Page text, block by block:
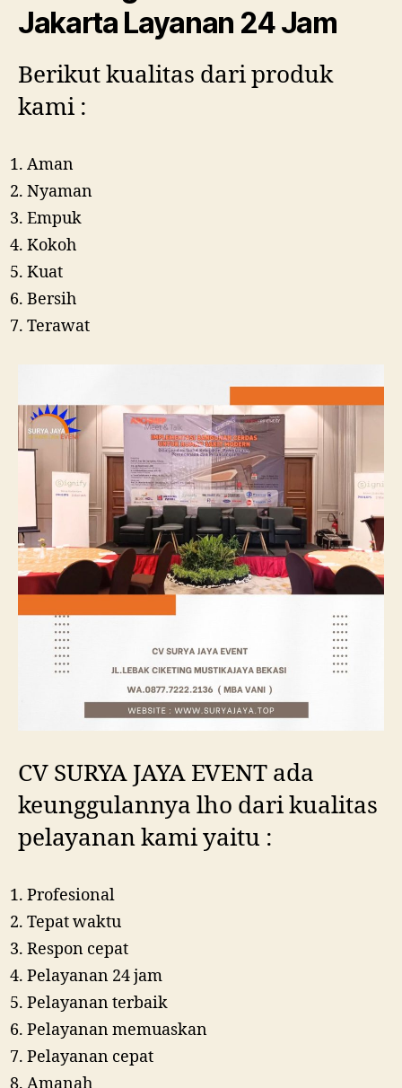
Jakarta Layanan 24 Jam
Berikut kualitas dari produk
kami :
Aman
Nyaman
Empuk
Kokoh
Kuat
Bersih
Terawat
CV SURYA JAYA EVENT ada
keunggulannya lho dari kualitas
pelayanan kami yaitu :
Profesional
Tepat waktu
Respon cepat
Pelayanan 24 jam
Pelayanan terbaik
Pelayanan memuaskan
Pelayanan cepat
Amanah